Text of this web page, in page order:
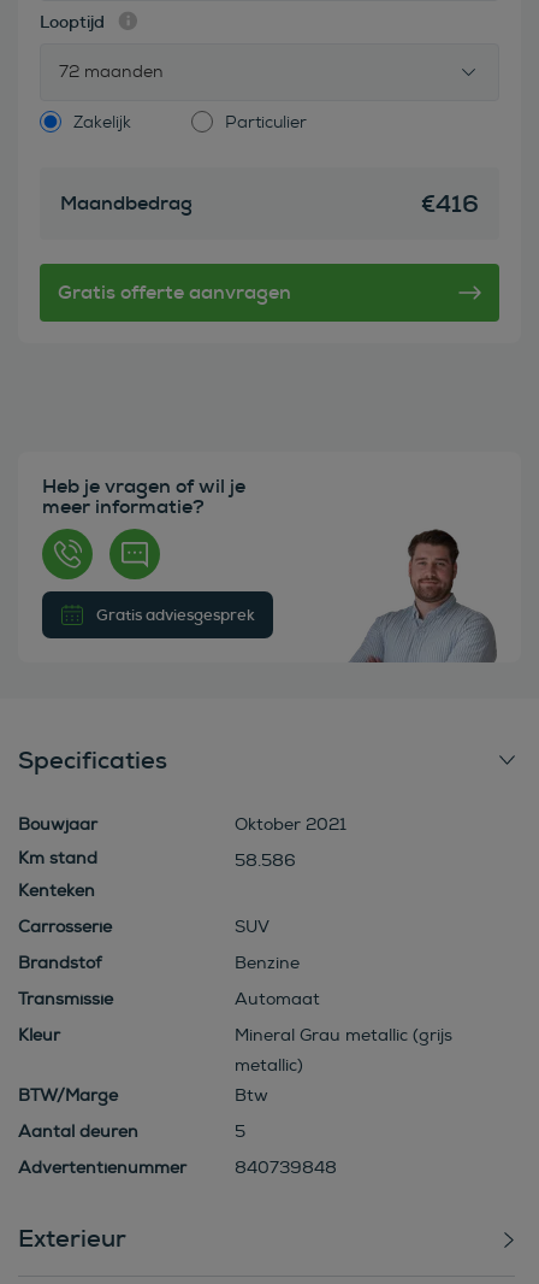
Looptijd
72 maanden
Zakelijk Particulier
Maandbedrag €416
Heb je vragen of wil je
meer informatie?
Gratis adviesgesprek
Specificaties
Bouwjaar
Oktober 2021
58.586
Kenteken
Carrosserie
SUV
Brandstof
Benzine
Transmissie
Automaat
Kleur
Mineral Grau metallic (grijs
metallic)
BTW/Marge
Btw
Aantal deuren
5
Advertentienummer
840739848
Exterieur